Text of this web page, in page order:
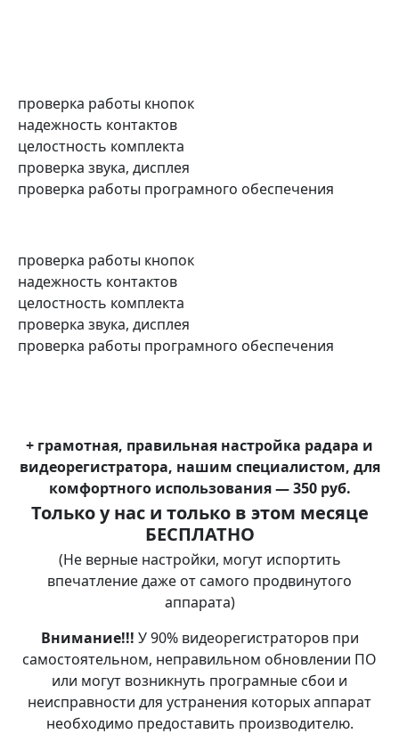
проверка работы кнопок
надежность контактов
целостность комплекта
проверка звука, дисплея
проверка работы програмного обеспечения
проверка работы кнопок
надежность контактов
целостность комплекта
проверка звука, дисплея
проверка работы програмного обеспечения
+ грамотная, правильная настройка радара и
видеорегистратора, нашим специалистом, для
комфортного использования —350 руб.
Только у нас и только в этом месяце
БЕСПЛАТНО
(Не верные настройки, могут испортить
впечатление даже от самого продвинутого
аппарата)
Внимание!!! У 90% видеорегистраторов при
самостоятельном, неправильном обновлении ПО
или могут возникнуть програмные сбои и
неисправности для устранения которых аппарат
необходимо предоставить производителю.